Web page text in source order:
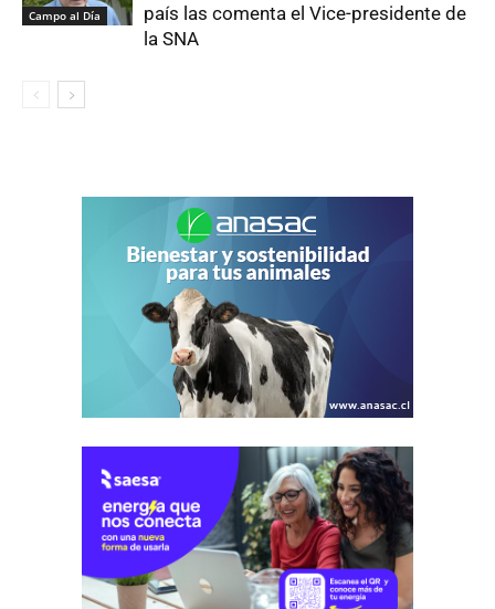
Campo al Día
país las comenta el Vice-presidente de
la SNA